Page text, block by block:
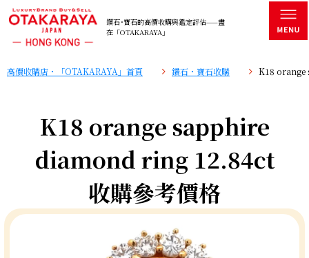
鑽石･寶石的高價收購與鑑定評估——盡
在「OTAKARAYA」
高價收購店・「OTAKARAYA」首頁 鑽石・寶石收購 K18 orange
K18 orange sapphire
diamond ring 12.84ct
收購參考價格